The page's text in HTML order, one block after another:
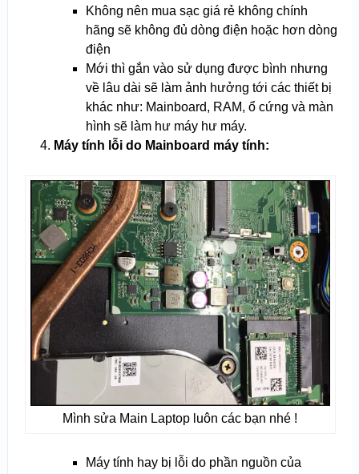
Không nên mua sạc giá rẻ không chính
hãng sẽ không đủ dòng điện hoặc hơn dòng
điện
Mới thì gắn vào sử dụng được bình nhưng
về lâu dài sẽ làm ảnh hưởng tới các thiết bị
khác như: Mainboard, RAM, ổ cứng và màn
hình sẽ làm hư máy hư máy.
Máy tính lỗi do Mainboard máy tính:
Mình sửa Main Laptop luôn các bạn nhé !
Máy tính hay bị lỗi do phần nguồn của